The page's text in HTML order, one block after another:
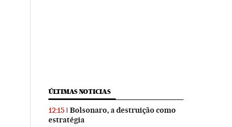
ÚLTIMAS NOTICIAS
12:15
Bolsonaro, a destruição como
estratégia